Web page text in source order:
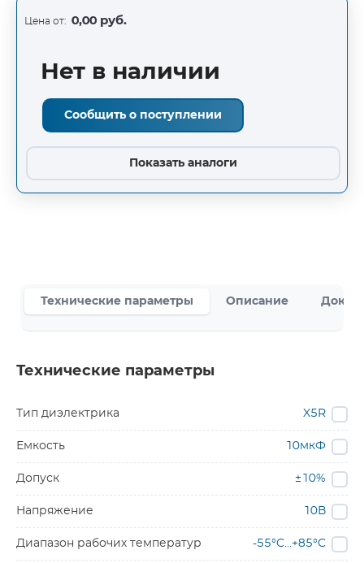
Цена от: 0,00 руб.
Нет в наличии
Сообщить о поступлении
Показать аналоги
Технические параметры Описание
Технические параметры
Тип диэлектрика X5R
Емкость 10мкФ
Допуск ±10%
Напряжение 10В
Диапазон рабочих температур -55°C…+85°C